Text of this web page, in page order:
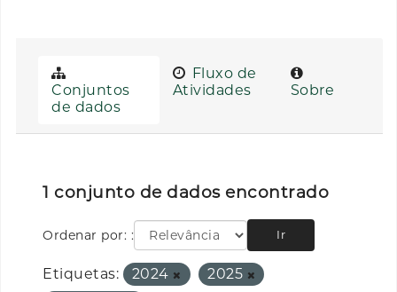
Conjuntos
de dados
Fluxo de
Atividades
Sobre
1 conjunto de dados encontrado
Ordenar por: Ir
Etiquetas: 2024
2025